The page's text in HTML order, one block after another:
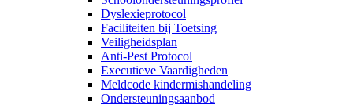
Dyslexieprotocol
Faciliteiten bij Toetsing
Veiligheidsplan
Anti-Pest Protocol
Executieve Vaardigheden
Meldcode kindermishandeling
Ondersteuningsaanbod